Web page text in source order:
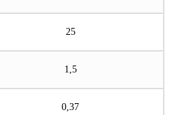
25
1,5
0,37